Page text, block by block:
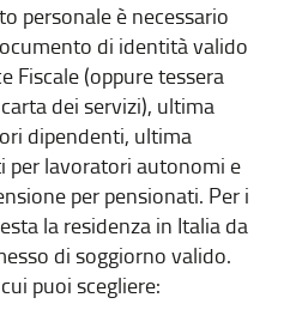
personale è necessario
di identità valido
Fiscale (oppure tessera
dei servizi), ultima
dipendenti, ultima
per lavoratori autonomi e
per pensionati. Per i
la residenza in Italia da
di soggiorno valido.
puoi scegliere: